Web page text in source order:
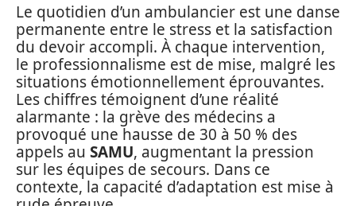
Le quotidien d’un ambulancier est une danse
permanente entre le stress et la satisfaction
du devoir accompli. À chaque intervention,
le professionnalisme est de mise, malgré les
situations émotionnellement éprouvantes.
Les chiffres témoignent d’une réalité
alarmante : la grève des médecins a
provoqué une hausse de 30 à 50 % des
appels au SAMU, augmentant la pression
sur les équipes de secours. Dans ce
contexte, la capacité d’adaptation est mise à